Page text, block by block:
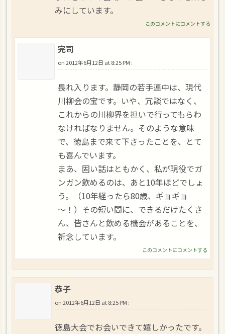
みにしています。
このコメントにコメントする
完司
on2012年6月12日 at 8:25 PM :
畏れ入ります。静岡の若手連中は、現代
川柳会の宝です。いや、冗談ではなく、
これからの川柳界を担いで行ってもらわ
なければなりません。そのような意味
で、徳島まで来て下さったことを、とて
も喜んでいます。
まあ、固い話はともかく、私が現役でガ
ンガン飲めるのは、あと10年ほどでしょ
う。（10年経ったら80歳、ギョギョ
～！）その短い間に、できるだけたくさ
ん、皆さんと飲める機会があることを、
祈念しています。
このコメントにコメントする
恭子
on2012年6月12日 at 8:25 PM :
徳島大会でお会いできて嬉しかったです。